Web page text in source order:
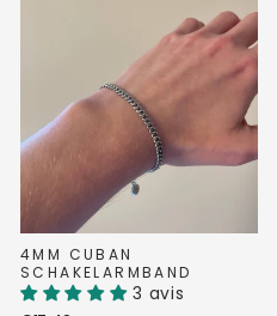
4MM CUBAN
SCHAKELARMBAND
3 avis